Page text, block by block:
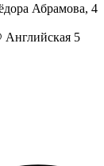
Абрамова, 4